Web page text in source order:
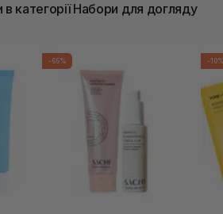
категорії Набори для догляду
-65% -